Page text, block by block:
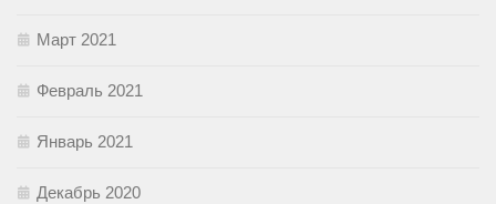
Март 2021
Февраль 2021
Январь 2021
Декабрь 2020